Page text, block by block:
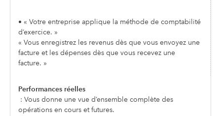
• « Votre entreprise applique la méthode de comptabilité
d’exercice. »
« Vous enregistrez les revenus dès que vous envoyez une
facture et les dépenses dès que vous recevez une
facture. »
Performances réelles
: Vous donne une vue d’ensemble complète des
opérations en cours et futures.